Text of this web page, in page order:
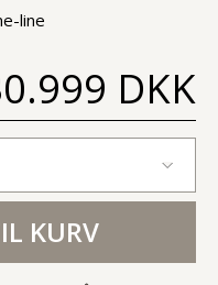
line
DKK
KURV